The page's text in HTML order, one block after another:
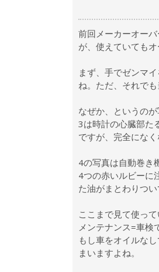
前回メーカーオー
が、使えていても
まず、手でゼンマ
ね。ただ、それで
なぜか、というの
3は時計の心臓部た
ですが、完全にな
4の写真は自動巻き
4つの赤いルビーに
た油がまとわりつ
ここまで見て使っ
メンテナンス=車検
もし車をオイルな
まいますよね。